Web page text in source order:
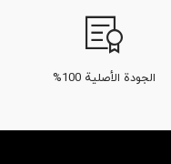
الجودة الأصلية 100%